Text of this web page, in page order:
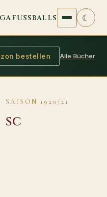
☾
bestellen Alle Bücher
SAISON 1920/21
SC